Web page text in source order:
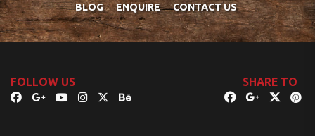
BLOG
ENQUIRE CONTACT US
FOLLOW US SHARE TO